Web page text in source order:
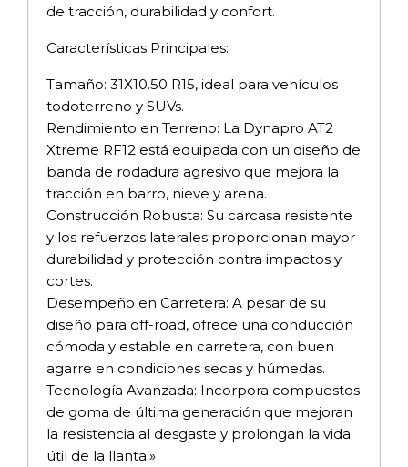
de tracción, durabilidad y confort.
Características Principales:
Tamaño: 31X10.50 R15, ideal para vehículos
todoterreno y SUVs.
Rendimiento en Terreno: La Dynapro AT2
Xtreme RF12 está equipada con un diseño de
banda de rodadura agresivo que mejora la
tracción en barro, nieve y arena.
Construcción Robusta: Su carcasa resistente
y los refuerzos laterales proporcionan mayor
durabilidad y protección contra impactos y
cortes.
Desempeño en Carretera: A pesar de su
diseño para off-road, ofrece una conducción
cómoda y estable en carretera, con buen
agarre en condiciones secas y húmedas.
Tecnología Avanzada: Incorpora compuestos
de goma de última generación que mejoran
la resistencia al desgaste y prolongan la vida
útil de la llanta.»